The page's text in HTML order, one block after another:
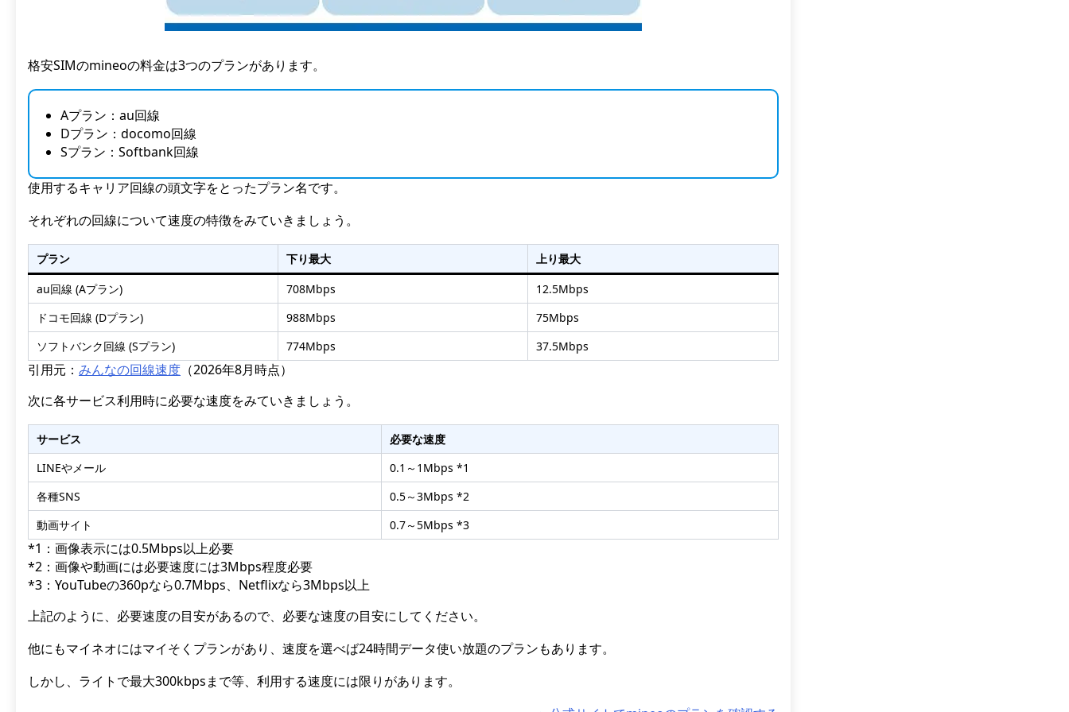
格安SIMのmineoの料金は3つのプランがあります。
Aプラン：au回線
Dプラン：docomo回線
Sプラン：Softbank回線
使用するキャリア回線の頭文字をとったプラン名です。
それぞれの回線について速度の特徴をみていきましょう。
プラン 下り最大
上り最大
au回線 (Aプラン)
708Mbps
12.5Mbps
ドコモ回線 (Dプラン)
988Mbps
75Mbps
ソフトバンク回線 (Sプラン)
774Mbps 37.5Mbps
引用元： みんなの回線速度 （2026年8月時点）
次に各サービス利用時に必要な速度をみていきましょう。
サービス
必要な速度
LINEやメール
0.1～1Mbps *1
各種SNS
0.5～3Mbps *2
動画サイト
0.7～5Mbps *3
*1：画像表示には0.5Mbps以上必要
*2：画像や動画には必要速度には3Mbps程度必要
*3：YouTubeの360pなら0.7Mbps、 Netflixなら3Mbps以上
上記のように、必要速度の目安があるので、必要な速度の目安にしてください。
他にもマイネオにはマイそくプランがあり、速度を選べば24時間データ使い放題のプランもあります。
しかし、ライトで最大300kbpsまで等、利用する速度には限りがあります。